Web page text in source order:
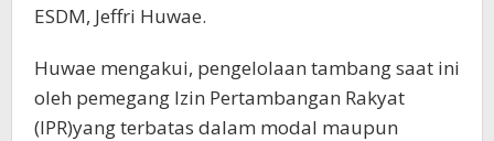
ESDM, Jeffri Huwae.
Huwae mengakui, pengelolaan tambang saat ini
oleh pemegang Izin Pertambangan Rakyat
(IPR)yang terbatas dalam modal maupun